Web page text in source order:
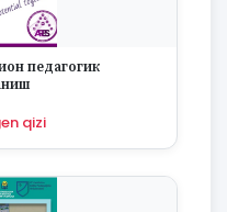
педагогик
qizi